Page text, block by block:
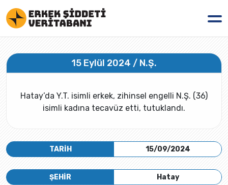
15 Eylül 2024 / N.Ş.
Hatay’da Y.T. isimli erkek, zihinsel engelli N.Ş. (36)
isimli kadına tecavüz etti, tutuklandı.
TARİH 15/09/2024
Hatay
ŞEHİR